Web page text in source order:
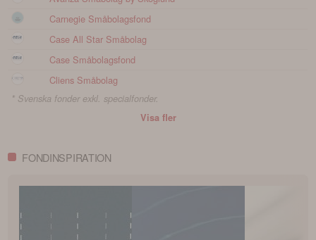
Carnegie Småbolagsfond
Case All Star Småbolag
Case Småbolagsfond
Cliens Småbolag
* Svenska fonder exkl. specialfonder.
Visa fler
FONDINSPIRATION